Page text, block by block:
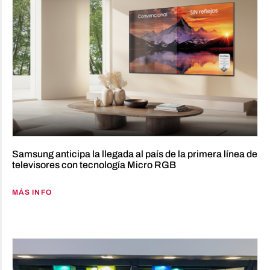
Samsung anticipa la llegada al país de la primera línea de
televisores con tecnología Micro RGB
MÁS INFO